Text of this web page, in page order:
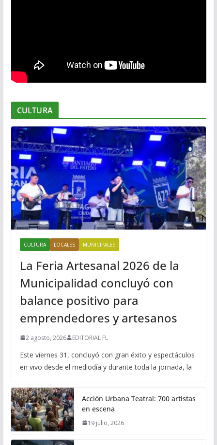
CULTURA
CULTURA LOCALES MUNICIPALES
La Feria Artesanal 2026 de la
Municipalidad concluyó con
balance positivo para
emprendedores y artesanos
2 agosto, 2026 EDITORIAL FL
Este viernes 31, concluyó con gran éxito y espectáculos
en vivo desde el mediodía y durante toda la jornada, la
Acción Urbana Teatral: 700 artistas
en escena
19 julio, 2026